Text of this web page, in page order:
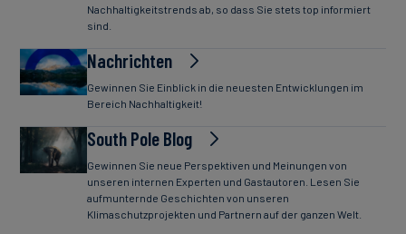
Nachhaltigkeitstrends ab, so dass Sie stets top informiert
sind.
Nachrichten
Gewinnen Sie Einblick in die neuesten Entwicklungen im
Bereich Nachhaltigkeit!
South Pole Blog
Gewinnen Sie neue Perspektiven und Meinungen von
unseren internen Experten und Gastautoren. Lesen Sie
aufmunternde Geschichten von unseren
Klimaschutzprojekten und Partnern auf der ganzen Welt.